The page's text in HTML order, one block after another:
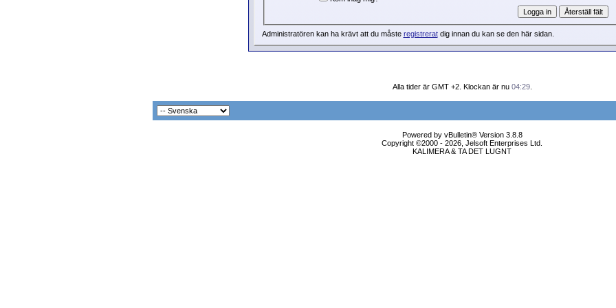
Administratören kan ha krävt att du måste registreratdig innan du kan se den här sidan.
Alla tider är GMT +2. Klockan är nu 04:29.
Powered by vBulletin® Version 3.8.8
Copyright ©2000 - 2026, Jelsoft Enterprises Ltd.
KALIMERA & TA DET LUGNT